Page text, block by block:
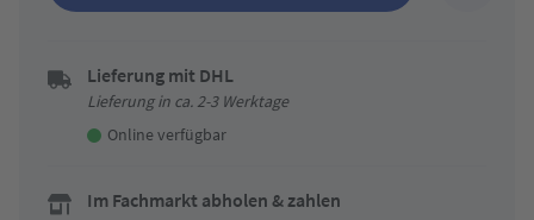
Lieferung mit DHL
Lieferung in ca. 2-3 Werktage
Online verfügbar
Im Fachmarkt abholen & zahlen